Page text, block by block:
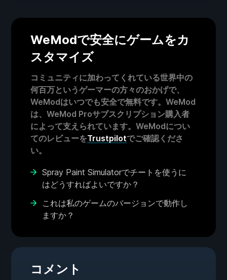
WeModで安全にゲームをカ
スタマイズ
コミュニティに加わってくれている世界中の
何百万というゲーマーの方々のおかげで、
WeModはいつでも安全で無料です。WeMod
は、WeMod Proサブスクリプション購入者
によって支えられています。WeModについ
てのレビューをTrustpilotでご確認くださ
い。
Spray Paint Simulatorでチートを使うに
はどうすればよいですか？
これは私のゲームのバージョンで動作し
ますか？
コメント